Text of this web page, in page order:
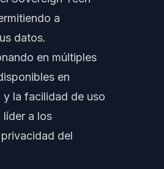
a
datos.
en múltiples
en
y la facilidad de uso
líder a los
del